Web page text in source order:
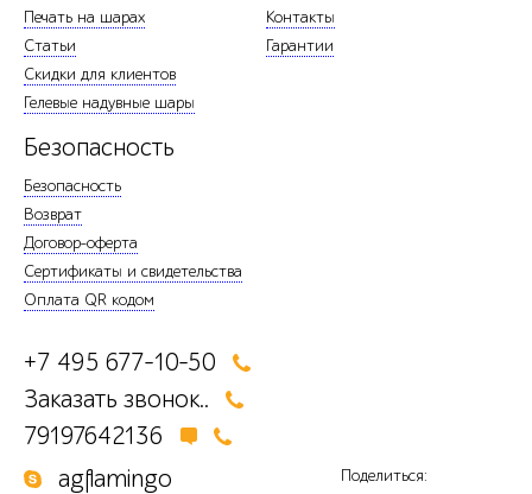
Печать на шарах
Статьи
Скидки для клиентов
Гелевые надувные шары
Контакты
Гарантии
Безопасность
Безопасность
Возврат
Договор-оферта
Сертификаты и свидетельства
Оплата QR кодом
+7 495 677-10-50
Заказать звонок..
79197642136
agflamingo
Поделиться: